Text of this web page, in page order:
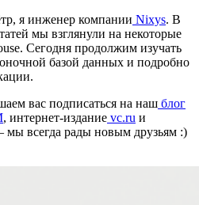
я инженер компании Nixys. В
мы взглянули на некоторые
Сегодня продолжим изучать
базой данных и подробно
вас подписаться на наш блог
, интернет-издание vc.ru и
всегда рады новым друзьям :)